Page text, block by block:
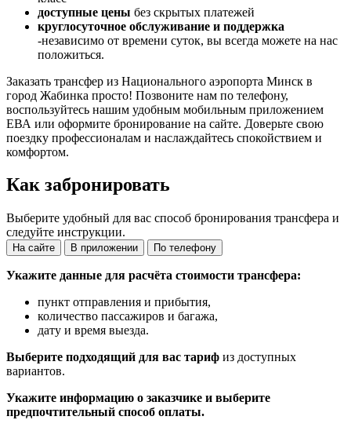
доступные цены без скрытых платежей
круглосуточное обслуживание и поддержка
-независимо от времени суток, вы всегда можете на нас
положиться.
Заказать трансфер из Национального аэропорта Минск в
город Жабинка просто! Позвоните нам по телефону,
воспользуйтесь нашим удобным мобильным приложением
ЕВА или оформите бронирование на сайте. Доверьте свою
поездку профессионалам и наслаждайтесь спокойствием и
комфортом.
Как забронировать
Выберите удобный для вас способ бронирования трансфера и
следуйте инструкции.
На сайте В приложении По телефону
Укажите данные для расчёта стоимости трансфера:
пункт отправления и прибытия,
количество пассажиров и багажа,
дату и время выезда.
Выберите подходящий для вас тариф из доступных
вариантов.
Укажите информацию о заказчике и выберите
предпочтительный способ оплаты.